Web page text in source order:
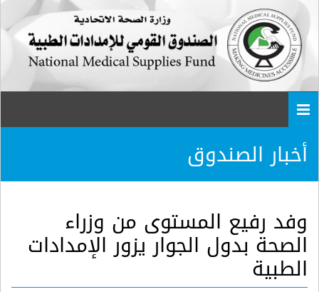
أخبار الصندوق
وفد رفيع المستوى من وزراء
الصحة بدول الجوار يزور الإمدادات
الطبية